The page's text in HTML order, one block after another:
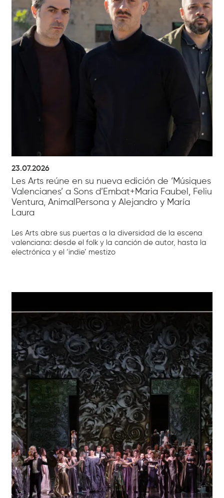
23.07.2026
Les Arts reúne en su nueva edición de ‘Músiques
Valencianes’ a Sons d’Embat+Maria Faubel, Feliu
Ventura, AnimalPersona y Alejandro y María
Laura
Les Arts abre sus puertas a la diversidad de la escena
valenciana: desde el folk y la canción de autor, hasta la
electrónica y el ‘indie’ mestizo